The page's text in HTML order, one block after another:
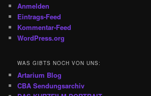
Anmelden
Eintrags-Feed
Kommentar-Feed
WordPress.org
WAS GIBTS NOCH VON UNS:
Artarium Blog
CBA Sendungsarchiv